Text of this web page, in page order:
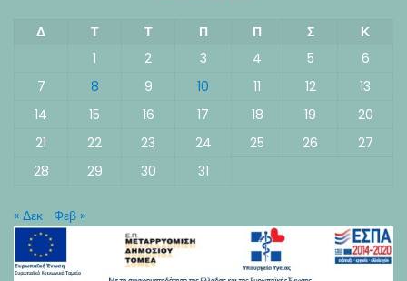
Δ Τ Τ Π Π Σ
Κ
1
2 3 4 5
6
7
8 9 10 11 12
13
14
15 16 17 18 19
20
21
22 23 24 25 26
27
28
29 30 31
« Δεκ Φεβ »